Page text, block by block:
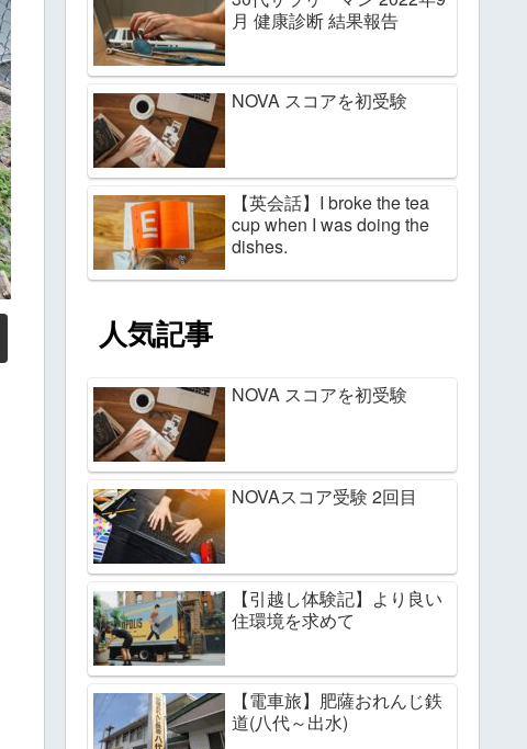
月 健康診断 結果報告
NOVA スコアを初受験
【英会話】I broke the tea
cup when I was doing the
dishes.
人気記事
NOVA スコアを初受験
NOVAスコア受験 2回目
【引越し体験記】より良い
住環境を求めて
【電車旅】肥薩おれんじ鉄
道(八代～出水)